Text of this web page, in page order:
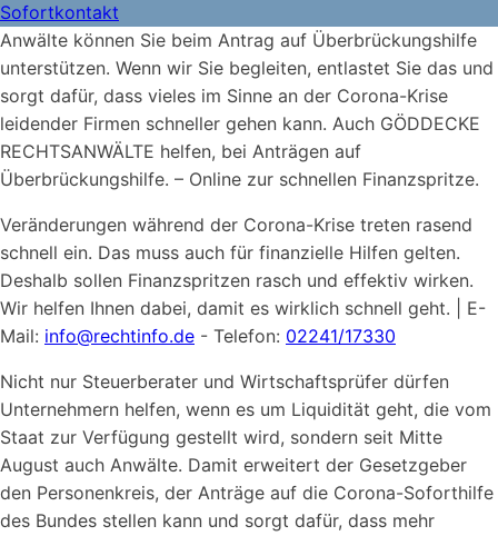
Sofortkontakt
Anwälte können Sie beim Antrag auf Überbrückungshilfe
unterstützen. Wenn wir Sie begleiten, entlastet Sie das und
sorgt dafür, dass vieles im Sinne an der Corona-Krise
leidender Firmen schneller gehen kann. Auch GÖDDECKE
RECHTSANWÄLTE helfen, bei Anträgen auf
Überbrückungshilfe. – Online zur schnellen Finanzspritze.
Veränderungen während der Corona-Krise treten rasend
schnell ein. Das muss auch für finanzielle Hilfen gelten.
Deshalb sollen Finanzspritzen rasch und effektiv wirken.
Wir helfen Ihnen dabei, damit es wirklich schnell geht. | E-
Mail: info@rechtinfo.de - Telefon: 02241/17330
Nicht nur Steuerberater und Wirtschaftsprüfer dürfen
Unternehmern helfen, wenn es um Liquidität geht, die vom
Staat zur Verfügung gestellt wird, sondern seit Mitte
August auch Anwälte. Damit erweitert der Gesetzgeber
den Personenkreis, der Anträge auf die Corona-Soforthilfe
des Bundes stellen kann und sorgt dafür, dass mehr